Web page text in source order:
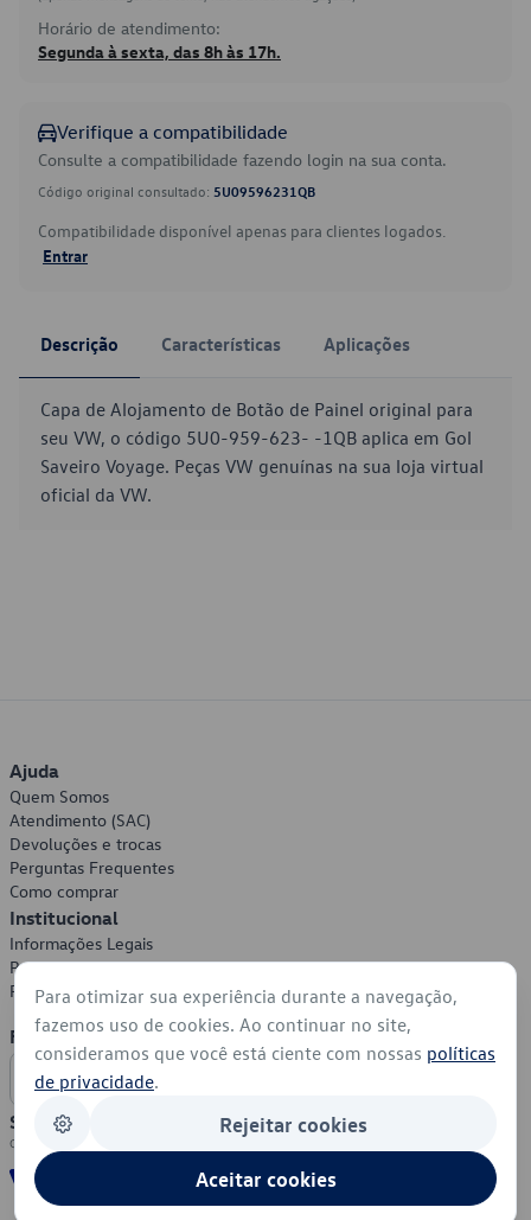
Horário de atendimento:
Segunda à sexta, das 8h às 17h.
Verifique a compatibilidade
Consulte a compatibilidade fazendo login na sua conta.
Código original consultado: 5U09596231QB
Compatibilidade disponível apenas para clientes logados.
Entrar
Descrição Características Aplicações
Capa de Alojamento de Botão de Painel original para
seu VW, o código 5U0-959-623- -1QB aplica em Gol
Saveiro Voyage. Peças VW genuínas na sua loja virtual
oficial da VW.
Ajuda
Quem Somos
Atendimento (SAC)
Devoluções e trocas
Perguntas Frequentes
Como comprar
Institucional
Informações Legais
Política de Privacidade
Política de Cookies
Formas de Pagamento
Segurança
Para otimizar sua experiência durante a navegação,
fazemos uso de cookies. Ao continuar no site,
consideramos que você está ciente com nossas políticas
de privacidade.
Rejeitar cookies
Aceitar cookies